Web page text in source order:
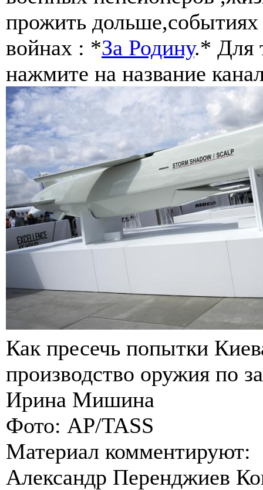
прожить
войнах : *За Родину.* Для
нажмите на название
Как пресечь попытки
производство оружия по
Ирина Мишина
Фото: AP/TASS
Материал комментируют:
Александр Перенджиев